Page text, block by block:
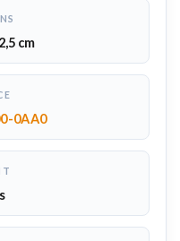
cm
0AA0